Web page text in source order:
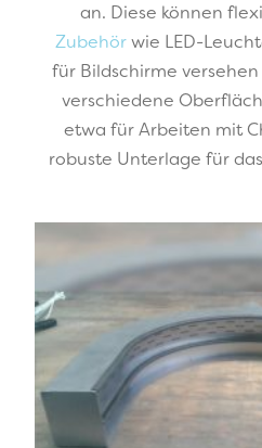
an. Diese können
Zubehörwie LED-
für Bildschirme
verschiedene
etwa für Arbeiten mit
robuste Unterlage für